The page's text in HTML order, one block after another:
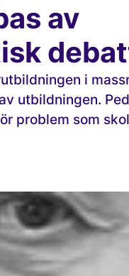
av
i
utbildningen.
problem som